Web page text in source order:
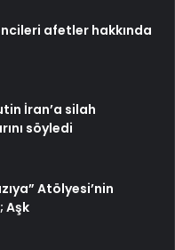
afetler hakkında
İran’a silah
söyledi
Atölyesi’nin
Aşk